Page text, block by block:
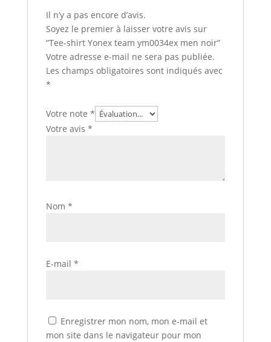
Il n’y a pas encore d’avis.
Soyez le premier à laisser votre avis sur
“Tee-shirt Yonex team ym0034ex men noir”
Votre adresse e-mail ne sera pas publiée.
Les champs obligatoires sont indiqués avec
*
Votre note *
Votre avis *
Nom *
E-mail *
Enregistrer mon nom, mon e-mail et
mon site dans le navigateur pour mon